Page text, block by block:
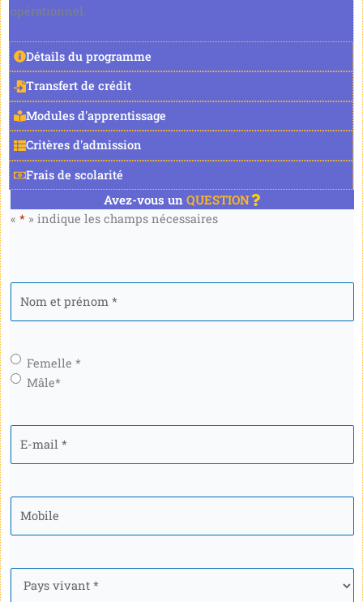
Détails du programme
Transfert de crédit
Modules d'apprentissage
Critères d'admission
Frais de scolarité
opérationnel.
Avez-vous un QUESTION
« * » indique les champs nécessaires
Genre*
Femelle *
Mâle*
mail*